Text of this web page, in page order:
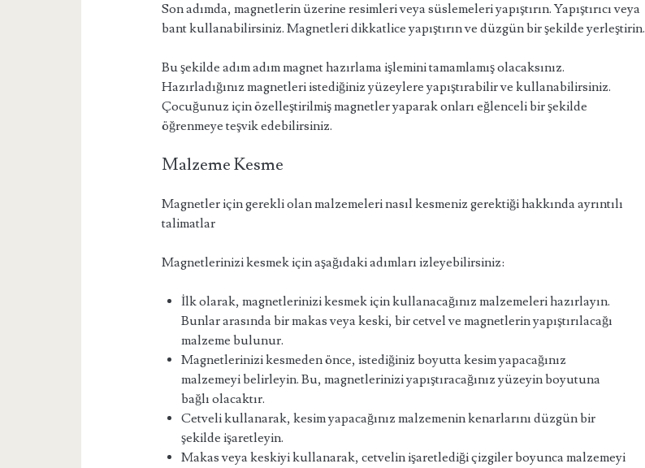
Son adımda, magnetlerin üzerine resimleri veya süslemeleri yapıştırın. Yapıştırıcı veya
bant kullanabilirsiniz. Magnetleri dikkatlice yapıştırın ve düzgün bir şekilde yerleştirin.
Bu şekilde adım adım magnet hazırlama işlemini tamamlamış olacaksınız.
Hazırladığınız magnetleri istediğiniz yüzeylere yapıştırabilir ve kullanabilirsiniz.
Çocuğunuz için özelleştirilmiş magnetler yaparak onları eğlenceli bir şekilde
öğrenmeye teşvik edebilirsiniz.
Malzeme Kesme
Magnetler için gerekli olan malzemeleri nasıl kesmeniz gerektiği hakkında ayrıntılı
talimatlar
Magnetlerinizi kesmek için aşağıdaki adımları izleyebilirsiniz:
İlk olarak, magnetlerinizi kesmek için kullanacağınız malzemeleri hazırlayın.
Bunlar arasında bir makas veya keski, bir cetvel ve magnetlerin yapıştırılacağı
malzeme bulunur.
Magnetlerinizi kesmeden önce, istediğiniz boyutta kesim yapacağınız
malzemeyi belirleyin. Bu, magnetlerinizi yapıştıracağınız yüzeyin boyutuna
bağlı olacaktır.
Cetveli kullanarak, kesim yapacağınız malzemenin kenarlarını düzgün bir
şekilde işaretleyin.
Makas veya keskiyi kullanarak, cetvelin işaretlediği çizgiler boyunca malzemeyi